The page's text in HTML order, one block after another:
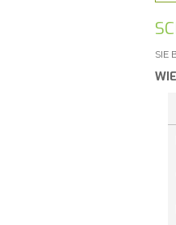
SIE